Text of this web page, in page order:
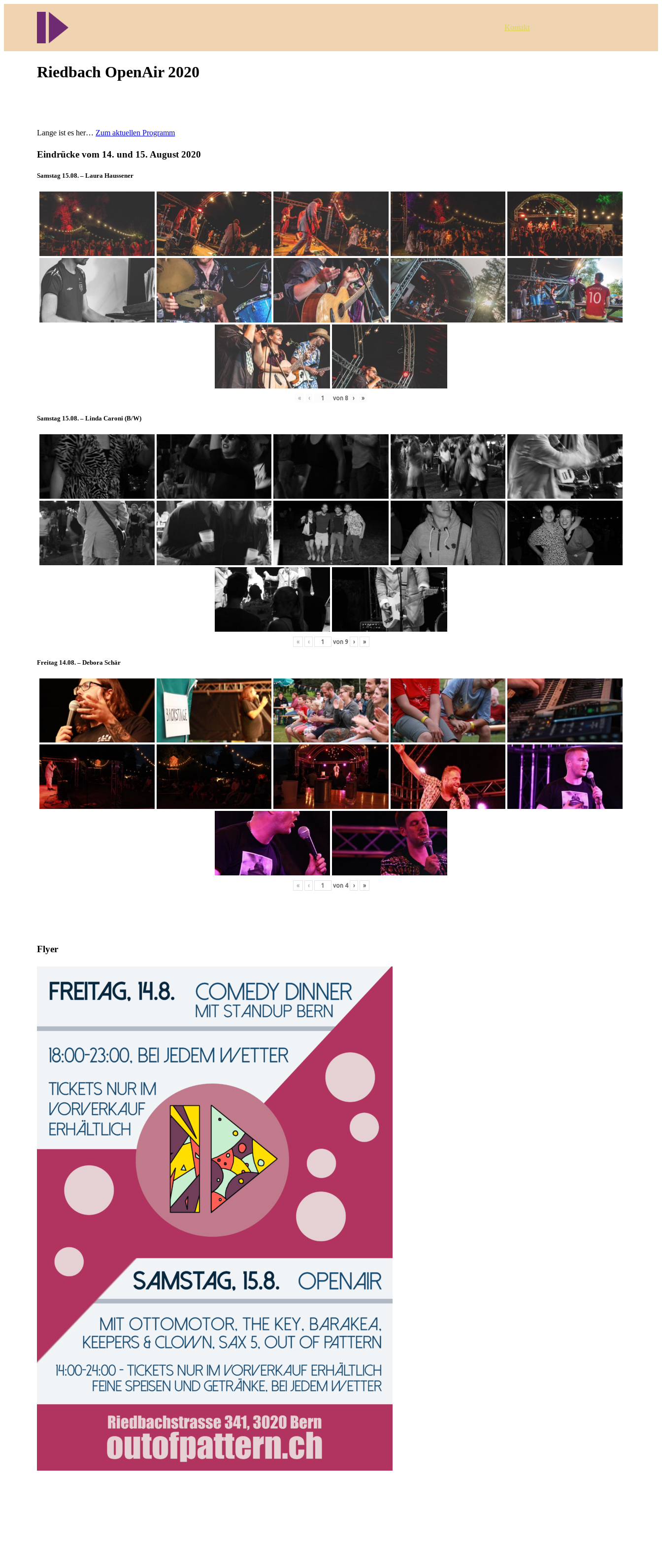
Kontakt
Riedbach OpenAir 2020
Lange ist es her… Zum aktuellen Programm
Eindrücke vom 14. und 15. August 2020
Samstag 15.08. – Laura Haussener
« ‹ von 8 › »
Samstag 15.08. – Linda Caroni (B/W)
« ‹ von 9 › »
Freitag 14.08. – Debora Schär
« ‹ von 4 › »
Flyer